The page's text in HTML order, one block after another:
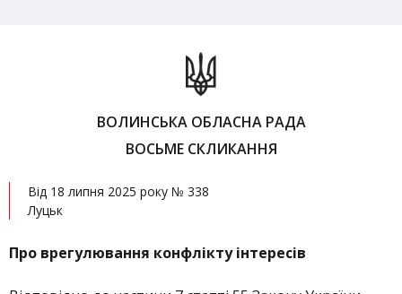
ВОЛИНСЬКА ОБЛАСНА РАДА
ВОСЬМЕ СКЛИКАННЯ
Від 18 липня 2025 року № 338
Луцьк
Про врегулювання конфлікту інтересів